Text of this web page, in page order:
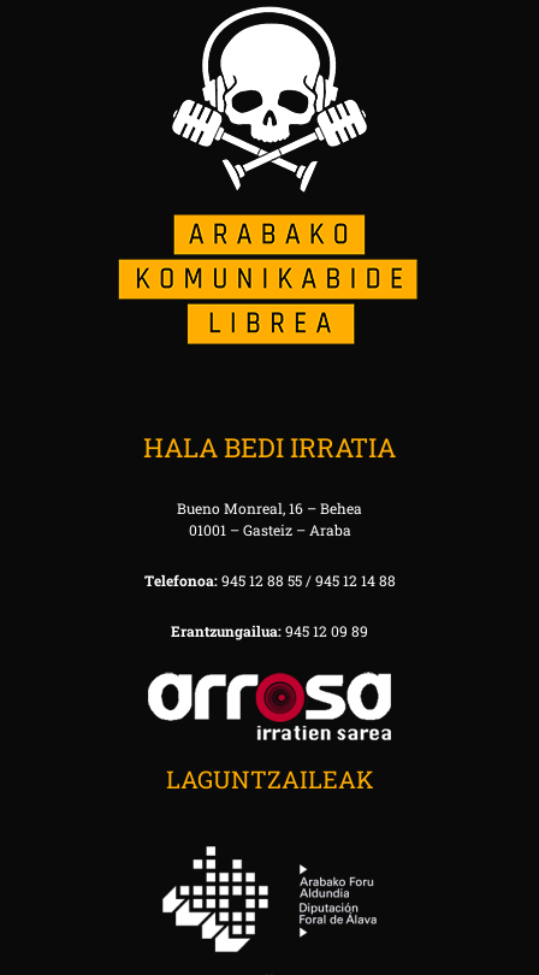
HALA BEDI IRRATIA
Bueno Monreal, 16 – Behea
01001 – Gasteiz – Araba
Telefonoa:945 12 88 55 / 945 12 14 88
Erantzungailua:945 12 09 89
LAGUNTZAILEAK